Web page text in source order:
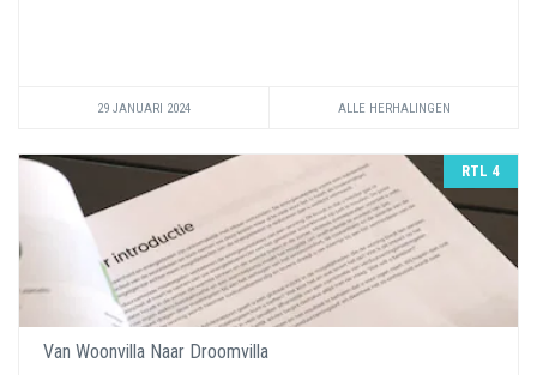
29 JANUARI 2024 ALLE HERHALINGEN
RTL 4
Van Woonvilla Naar Droomvilla